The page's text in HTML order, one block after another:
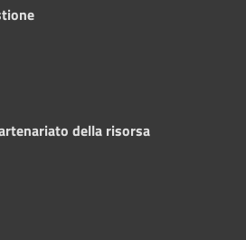
della risorsa